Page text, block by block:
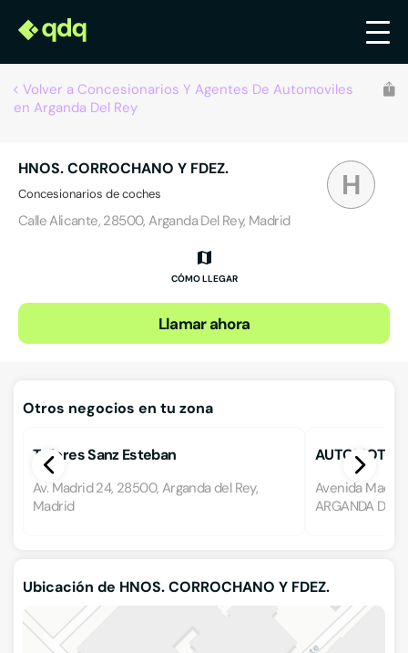
Volver a Concesionarios Y Agentes De Automoviles
en Arganda Del Rey
H
HNOS. CORROCHANO Y FDEZ.
Concesionarios de coches
Calle Alicante, 28500, Arganda Del Rey, Madrid
CÓMO LLEGAR
Llamar ahora
Otros negocios en tu zona
Talleres Sanz Esteban
Av. Madrid 24, 28500, Arganda del Rey,
Madrid
AUTOMOTOR
Avenida
ARGANDA DEL
Ubicación de HNOS. CORROCHANO Y FDEZ.